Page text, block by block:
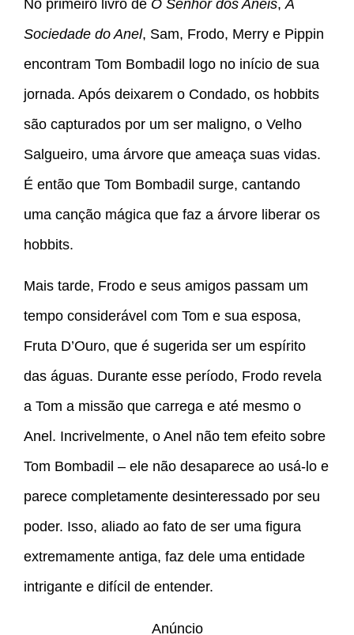
No primeiro livro de O Senhor dos Anéis, A
Sociedade do Anel, Sam, Frodo, Merry e Pippin
encontram Tom Bombadil logo no início de sua
jornada. Após deixarem o Condado, os hobbits
são capturados por um ser maligno, o Velho
Salgueiro, uma árvore que ameaça suas vidas.
É então que Tom Bombadil surge, cantando
uma canção mágica que faz a árvore liberar os
hobbits.
Mais tarde, Frodo e seus amigos passam um
tempo considerável com Tom e sua esposa,
Fruta D’Ouro, que é sugerida ser um espírito
das águas. Durante esse período, Frodo revela
a Tom a missão que carrega e até mesmo o
Anel. Incrivelmente, o Anel não tem efeito sobre
Tom Bombadil – ele não desaparece ao usá-lo e
parece completamente desinteressado por seu
poder. Isso, aliado ao fato de ser uma figura
extremamente antiga, faz dele uma entidade
intrigante e difícil de entender.
Anúncio